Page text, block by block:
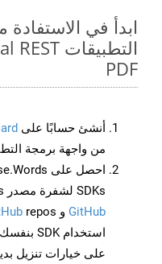
ابدأ في
PDF
أنشئ حسابًا على
من واجهة برمجة
SDKs لشفرة مصدر Nodejs من
GitHub و
استخدام SDK بنفسك أو توجه إلى
على خيارات تنزيل